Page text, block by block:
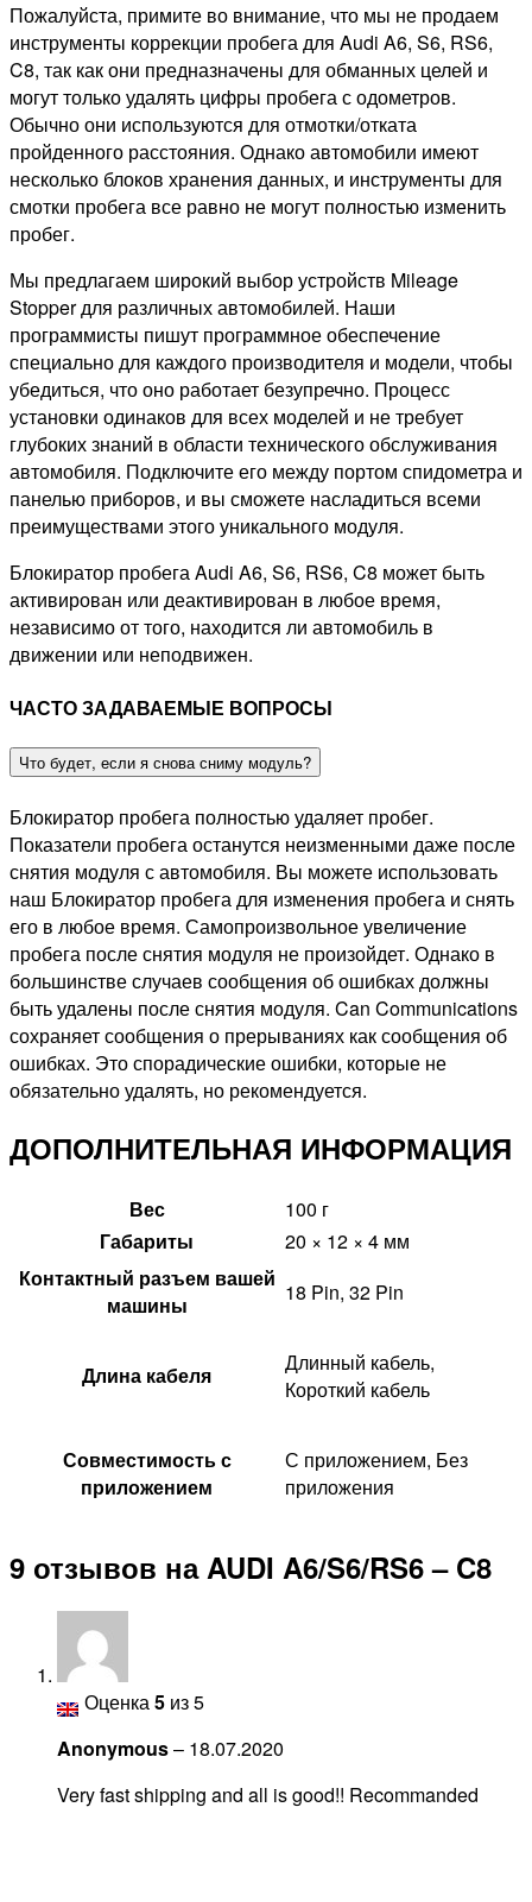
Пожалуйста, примите во внимание, что мы не продаем
инструменты коррекции пробега для Audi A6, S6, RS6,
C8, так как они предназначены для обманных целей и
могут только удалять цифры пробега с одометров.
Обычно они используются для отмотки/отката
пройденного расстояния. Однако автомобили имеют
несколько блоков хранения данных, и инструменты для
смотки пробега все равно не могут полностью изменить
пробег.
Мы предлагаем широкий выбор устройств Mileage
Stopper для различных автомобилей. Наши
программисты пишут программное обеспечение
специально для каждого производителя и модели, чтобы
убедиться, что оно работает безупречно. Процесс
установки одинаков для всех моделей и не требует
глубоких знаний в области технического обслуживания
автомобиля. Подключите его между портом спидометра и
панелью приборов, и вы сможете насладиться всеми
преимуществами этого уникального модуля.
Блокиратор пробега Audi A6, S6, RS6, C8 может быть
активирован или деактивирован в любое время,
независимо от того, находится ли автомобиль в
движении или неподвижен.
ЧАСТО ЗАДАВАЕМЫЕ ВОПРОСЫ
Что будет, если я снова сниму модуль?
Блокиратор пробега полностью удаляет пробег.
Показатели пробега останутся неизменными даже после
снятия модуля с автомобиля. Вы можете использовать
наш Блокиратор пробега для изменения пробега и снять
его в любое время. Самопроизвольное увеличение
пробега после снятия модуля не произойдет. Однако в
большинстве случаев сообщения об ошибках должны
быть удалены после снятия модуля. Can Communications
сохраняет сообщения о прерываниях как сообщения об
ошибках. Это спорадические ошибки, которые не
обязательно удалять, но рекомендуется.
ДОПОЛНИТЕЛЬНАЯ ИНФОРМАЦИЯ
Вес
100 г
Габариты
20 × 12 × 4 мм
Контактный разъем вашей
машины
18 Pin, 32 Pin
Длина кабеля
Длинный кабель,
Короткий кабель
Совместимость с
приложением
С приложением, Без
приложения
9 отзывов на AUDI A6/S6/RS6 – C8
Оценка5 из 5
Anonymous– 18.07.2020
Very fast shipping and all is good!! Recommanded